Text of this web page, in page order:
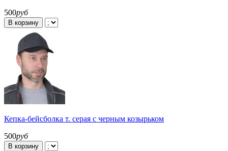
500руб
В корзину
Кепка-бейсболка т. серая с черным козырьком
500руб
В корзину